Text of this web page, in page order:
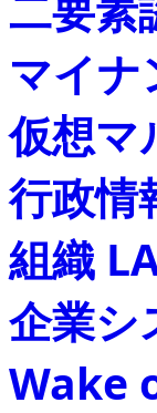
マイナ
仮想マ
行政情
組織
企業シ
Wake